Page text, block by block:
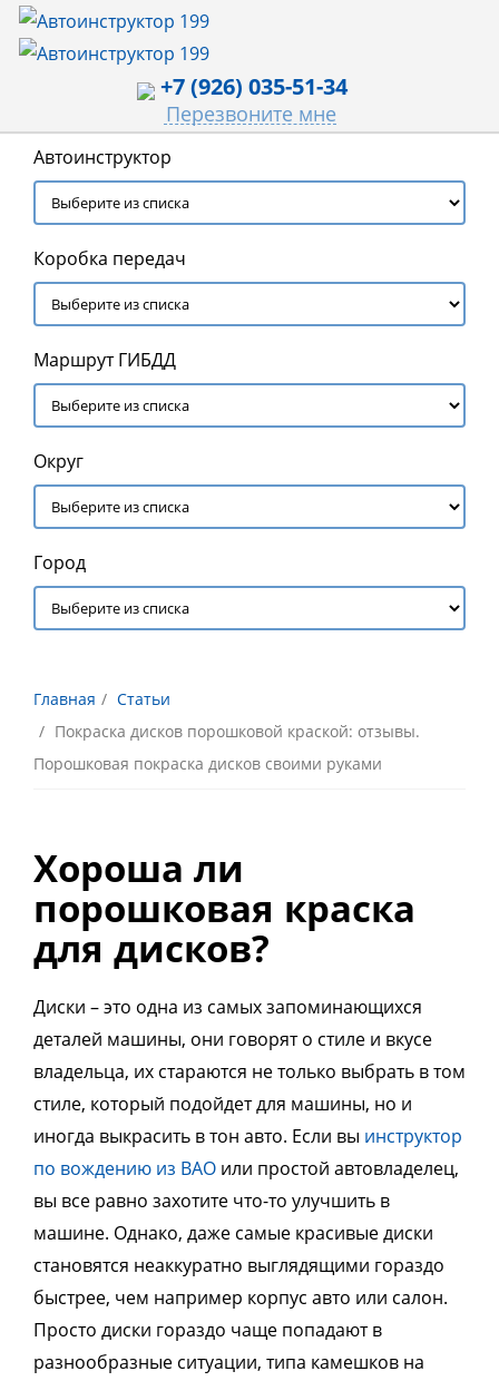
+7 (926) 035-51-34
Перезвоните мне
Автоинструктор
Коробка передач
Маршрут ГИБДД
Округ
Город
Главная
Статьи
Покраска дисков порошковой краской: отзывы.
Порошковая покраска дисков своими руками
Хороша ли
порошковая краска
для дисков?
Диски – это одна из самых запоминающихся
деталей машины, они говорят о стиле и вкусе
владельца, их стараются не только выбрать в том
стиле, который подойдет для машины, но и
иногда выкрасить в тон авто. Если вы инструктор
по вождению из ВАО или простой автовладелец,
вы все равно захотите что-то улучшить в
машине. Однако, даже самые красивые диски
становятся неаккуратно выглядящими гораздо
быстрее, чем например корпус авто или салон.
Просто диски гораздо чаще попадают в
разнообразные ситуации, типа камешков на